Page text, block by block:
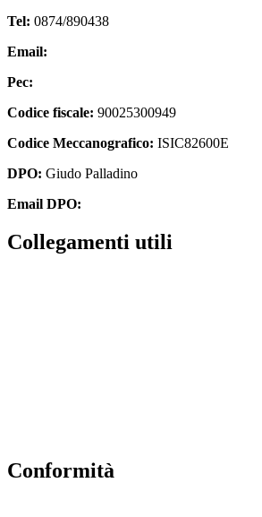
Tel: 0874/890438
Email:
Pec:
Codice fiscale: 90025300949
Codice Meccanografico: ISIC82600E
DPO: Giudo Palladino
Email DPO:
Collegamenti utili
Conformità